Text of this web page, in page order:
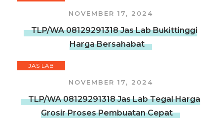
NOVEMBER 17, 2024
TLP/WA 08129291318 Jas Lab Bukittinggi
Harga Bersahabat
JAS LAB
NOVEMBER 17, 2024
TLP/WA 08129291318 Jas Lab Tegal Harga
Grosir Proses Pembuatan Cepat